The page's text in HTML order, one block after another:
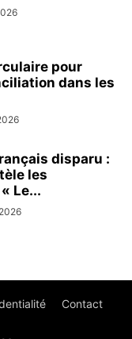
pour
dans les
disparu :
les
Le...
Contact